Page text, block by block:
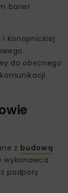
barier
i Konopnickiej
do obecnego
z budową
wykonawca
podpory